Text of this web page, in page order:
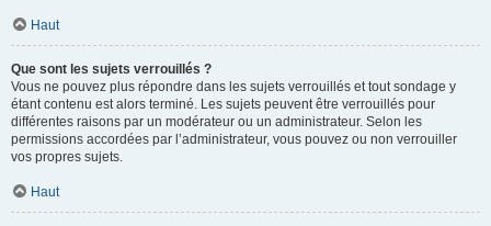
Haut
Que sont les sujets verrouillés ?
Vous ne pouvez plus répondre dans les sujets verrouillés et tout sondage y
étant contenu est alors terminé. Les sujets peuvent être verrouillés pour
différentes raisons par un modérateur ou un administrateur. Selon les
permissions accordées par l’administrateur, vous pouvez ou non verrouiller
vos propres sujets.
Haut